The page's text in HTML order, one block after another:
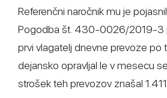
Referenčni naročnik mu je
Pogodba št. 430-0026/2019-3
prvi vlagatelj dnevne prevoze po
dejansko opravljal le v mesecu
strošek teh prevozov znašal